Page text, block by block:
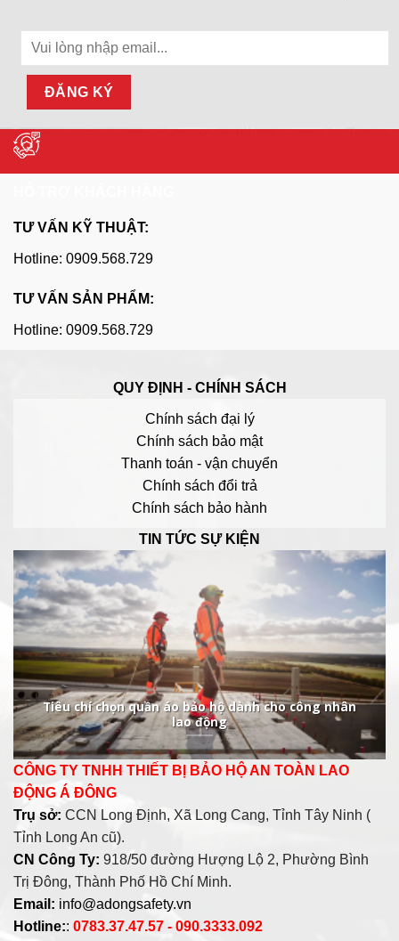
TƯ VẤN KỸ THUẬT:
Hotline: 0909.568.729
TƯ VẤN SẢN PHẨM:
Hotline: 0909.568.729
QUY ĐỊNH - CHÍNH SÁCH
Chính sách đại lý
Chính sách bảo mật
Thanh toán - vận chuyển
Chính sách đổi trả
Chính sách bảo hành
TIN TỨC SỰ KIỆN
Tiêu chí chọn quần áo bảo hộ dành cho công nhân
lao động
CÔNG TY TNHH THIẾT BỊ BẢO HỘ AN TOÀN LAO
ĐỘNG Á ĐÔNG
Trụ sở: CCN Long Định, Xã Long Cang, Tỉnh Tây Ninh (
Tỉnh Long An cũ).
CN Công Ty: 918/50 đường Hượng Lộ 2, Phường Bình
Trị Đông, Thành Phố Hồ Chí Minh.
Email: info@adongsafety.vn
Hotline:: 0783.37.47.57 - 090.3333.092